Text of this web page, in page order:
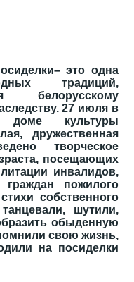
это одна
традиций,
белорусскому
27 июля в
доме культуры
дружественная
творческое
посещающих
инвалидов,
пожилого
собственного
шутили,
обыденную
свою жизнь,
на посиделки